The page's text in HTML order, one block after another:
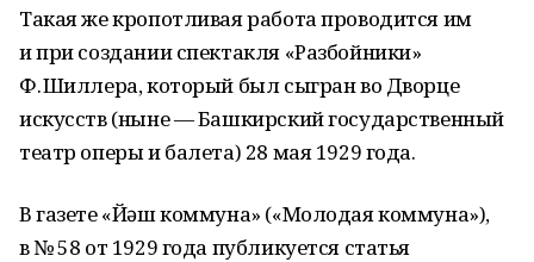
Такая же кропотливая работа проводится им
и при создании спектакля «Разбойники»
Ф. Шиллера, который был сыгран во Дворце
искусств (ныне — Башкирский государственный
театр оперы и балета) 28 мая 1929 года.
В газете «Йәш коммуна» («Молодая коммуна»),
в № 58 от 1929 года публикуется статья